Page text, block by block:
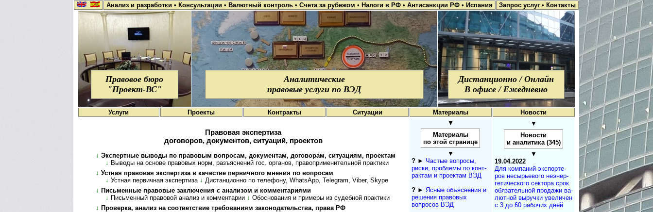
Анализ и разработки • Консультации • Валютный контроль • Счета за рубежом • Налоги в РФ • Антисанкции РФ • Испания Запрос услуг • Контакты
Правовое бюро
"Проект-ВС"
Аналитические
правовые услуги по ВЭД
Дистанционно / Онлайн
В офисе / Ежедневно
Услуги Проекты Контракты Ситуации Материалы Новости
Правовая экспертиза
договоров, документов, ситуаций, проектов
↓ Экспертные выводы по правовым вопросам, документам, договорам, ситуациям, проектам
↓ Выводы на основе правовых норм, разъяснений гос. органов, пра­во­при­ме­ни­тель­ной прак­тики
↓ Устная правовая экспертиза в качестве первичного мнения по вопросам
↓ Устная первичная экспертиза ↓ Дистанционно по телефону, WhatsApp, Telegram, Viber, Skype
↓ Письменные правовые заключения с анализом и комментариями
↓ Письменный правовой анализ и комментарии ↓ Обоснования и примеры из судебной практики
↓ Проверка, анализ на соответствие требованиям законодательства, права РФ
▼
Материалы
по этой странице
▼
?► Частые вопросы,
рис­ки, проблемы по конт­
рактам и проектам ВЭД
?► Ясные объяснения и
решения правовых
вопросов ВЭД
▼
Новости
и аналитика (345)
▼
19.04.2022
Для компаний-экс­пор­те­
ров несырьевого не­энер­
ге­ти­чес­ко­го сектора срок
обя­за­тель­ной продажи ва­
лют­ной выручки уве­ли­чен
с 3 до 60 рабочих дней